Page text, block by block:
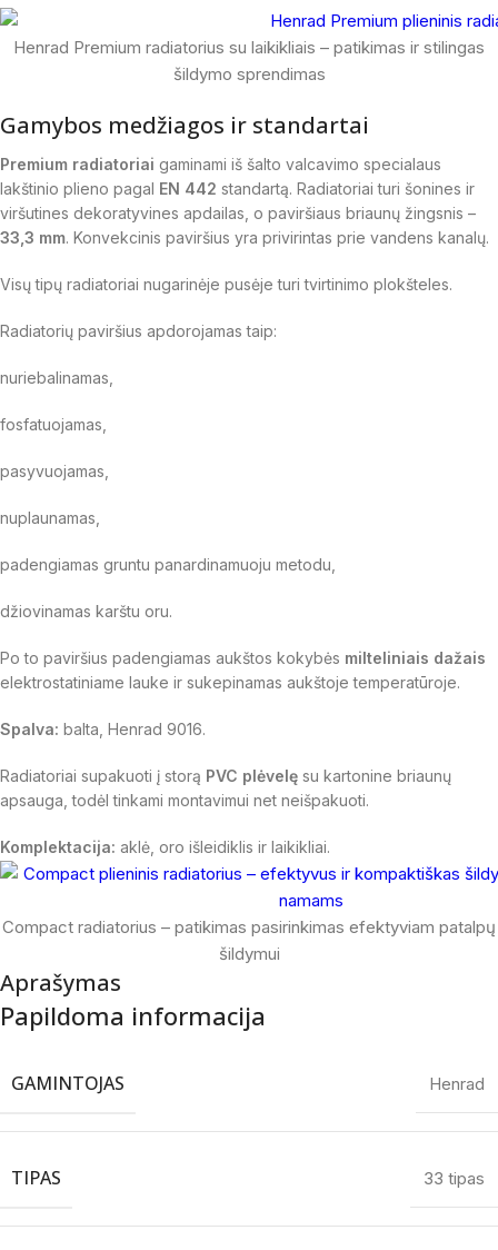
Henrad Premium radiatorius su laikikliais – patikimas ir stilingas
šildymo sprendimas
Gamybos medžiagos ir standartai
Premium radiatoriai gaminami iš šalto valcavimo specialaus
lakštinio plieno pagal EN 442 standartą. Radiatoriai turi šonines ir
viršutines dekoratyvines apdailas, o paviršiaus briaunų žingsnis –
33,3 mm. Konvekcinis paviršius yra privirintas prie vandens kanalų.
Visų tipų radiatoriai nugarinėje pusėje turi tvirtinimo plokšteles.
Radiatorių paviršius apdorojamas taip:
nuriebalinamas,
fosfatuojamas,
pasyvuojamas,
nuplaunamas,
padengiamas gruntu panardinamuoju metodu,
džiovinamas karštu oru.
Po to paviršius padengiamas aukštos kokybės milteliniais dažais
elektrostatiniame lauke ir sukepinamas aukštoje temperatūroje.
Spalva: balta, Henrad 9016.
Radiatoriai supakuoti į storą PVC plėvelę su kartonine briaunų
apsauga, todėl tinkami montavimui net neišpakuoti.
Komplektacija: aklė, oro išleidiklis ir laikikliai.
Compact radiatorius – patikimas pasirinkimas efektyviam patalpų
šildymui
Aprašymas
Papildoma informacija
GAMINTOJAS Henrad
TIPAS 33 tipas